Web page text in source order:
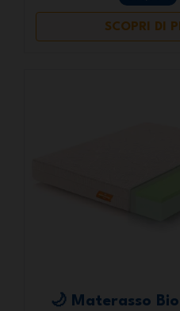
SCOPRI DI
🌙 Materasso